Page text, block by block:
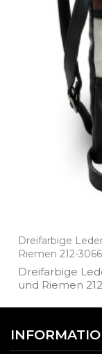
Dreifarbige
Riemen 212-
Dreifarbige
und Riemen